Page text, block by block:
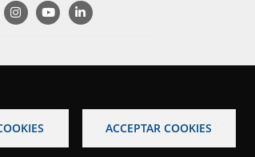
ACCEPTAR COOKIES